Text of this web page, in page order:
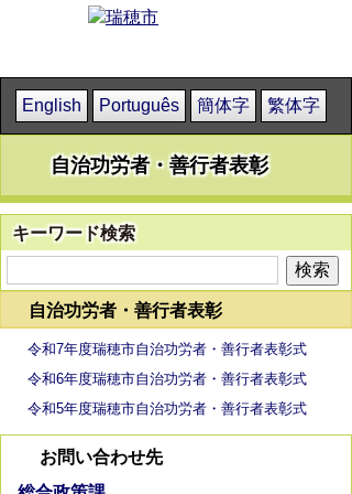
English Português 簡体字 繁体字
自治功労者・善行者表彰
キーワード検索
自治功労者・善行者表彰
令和7年度瑞穂市自治功労者・善行者表彰式
令和6年度瑞穂市自治功労者・善行者表彰式
令和5年度瑞穂市自治功労者・善行者表彰式
お問い合わせ先